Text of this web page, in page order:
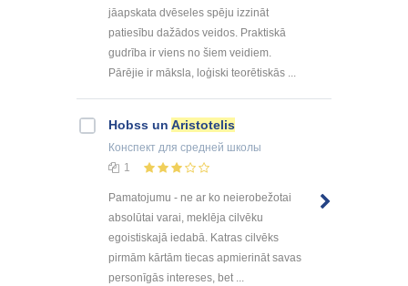
jāapskata dvēseles spēju izzināt
patiesību dažādos veidos. Praktiskā
gudrība ir viens no šiem veidiem.
Pārējie ir māksla, loģiski teorētiskās ...
Hobss un Aristotelis
Конспект для средней школы
1
Pamatojumu - ne ar ko neierobežotai
absolūtai varai, meklēja cilvēku
egoistiskajā iedabā. Katras cilvēks
pirmām kārtām tiecas apmierināt savas
personīgās intereses, bet ...